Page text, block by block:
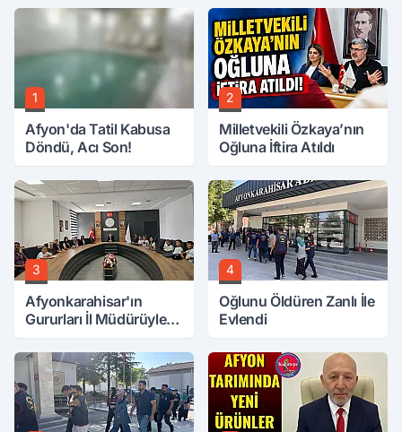
1
Afyon'da Tatil Kabusa
Döndü, Acı Son!
2
Milletvekili Özkaya’nın
Oğluna İftira Atıldı
3
Afyonkarahisar'ın
Gururları İl Müdürüyle
4
Oğlunu Öldüren Zanlı İle
Evlendi